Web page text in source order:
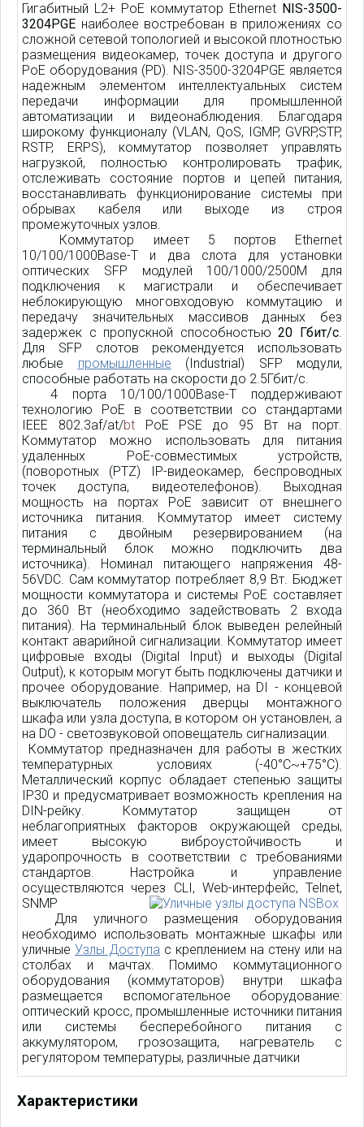
Гигабитный L2+ PoE коммутатор Ethernet NIS-3500-
3204PGE наиболее востребован в приложениях со
сложной сетевой топологией и высокой плотностью
размещения видеокамер, точек доступа и другого
PoE оборудования (PD). NIS-3500-3204PGE является
надежным элементом интеллектуальных систем
передачи информации для промышленной
автоматизации и видеонаблюдения. Благодаря
широкому функционалу (VLAN, QoS, IGMP, GVRP,STP,
RSTP, ERPS), коммутатор позволяет управлять
нагрузкой, полностью контролировать трафик,
отслеживать состояние портов и цепей питания,
восстанавливать функционирование системы при
обрывах кабеля или выходе из строя
промежуточных узлов.
Коммутатор имеет 5 портов Ethernet
10/100/1000Base-T и два слота для установки
оптических SFP модулей 100/1000/2500M для
подключения к магистрали и обеспечивает
неблокирующую многовходовую коммутацию и
передачу значительных массивов данных без
задержек с пропускной способностью 20 Гбит/с.
Для SFP слотов рекомендуется использовать
любые
промышленные
(Industrial) SFP модули,
способные работать на скорости до 2.5Гбит/с.
4 порта 10/100/1000Base-T поддерживают
технологию PoE в соответствии со стандартами
IEEE 802.3af/at/bt
PoE PSE до 95 Вт на порт.
Коммутатор можно использовать для питания
удаленных PoE-совместимых устройств,
(поворотных (PTZ) IP-видеокамер, беспроводных
точек доступа, видеотелефонов). Выходная
мощность на портах PoE зависит от внешнего
источника питания. Коммутатор имеет систему
питания с двойным резервированием (на
терминальный блок можно подключить два
источника). Номинал питающего напряжения 48-
56VDC. Сам коммутатор потребляет 8,9 Вт. Бюджет
мощности коммутатора и системы PoE составляет
до 360 Вт (необходимо задействовать 2 входа
питания). На терминальный блок выведен релейный
контакт аварийной сигнализации. Коммутатор имеет
цифровые входы (Digital Input) и выходы (Digital
Output), к которым могут быть подключены датчики и
прочее оборудование. Например, на DI - концевой
выключатель положения дверцы монтажного
шкафа или узла доступа, в котором он установлен, а
на DO - светозвуковой оповещатель сигнализации.
Коммутатор предназначен для работы в жестких
температурных условиях (-40°C~+75°C).
Металлический корпус обладает степенью защиты
IP30 и предусматривает возможность крепления на
DIN-рейку. Коммутатор защищен от
неблагоприятных факторов окружающей среды,
имеет высокую виброустойчивость и
ударопрочность в соответствии с требованиями
стандартов. Настройка и управление
осуществляются через CLI, Web-интерфейс, Telnet,
SNMP
Для уличного размещения оборудования
необходимо использовать монтажные шкафы или
уличные Узлы Доступа с креплением на стену или на
столбах и мачтах. Помимо коммутационного
оборудования (коммутаторов) внутри шкафа
размещается вспомогательное оборудование:
оптический кросс, промышленные источники питания
или системы бесперебойного питания с
аккумулятором, грозозащита, нагреватель с
регулятором температуры, различные датчики
Характеристики